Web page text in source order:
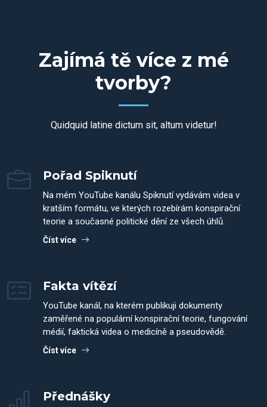
Zajímá tě více z mé
tvorby?
Quidquid latine dictum sit, altum videtur!
Pořad Spiknutí
Na mém YouTube kanálu Spiknutí vydávám videa v
kratším formátu, ve kterých rozebírám konspirační
teorie a současné politické dění ze všech úhlů.
Číst více
Fakta vítězí
YouTube kanál, na kterém publikuji dokumenty
zaměřené na populární konspirační teorie, fungování
médií, faktická videa o medicíně a pseudovědě.
Číst více
Přednášky